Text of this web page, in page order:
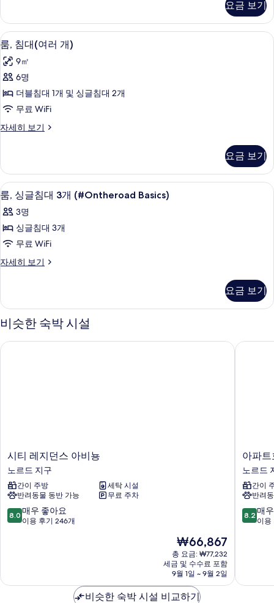
진
모
두
보
기
대
개
(Side
Car)
자
히
보
요금 보기
룸,
침
대
(여
러
사
모
두
보
기
룸, 침대(여러 개) | 책상, 무료 WiFi, 침
5
룸, 침대(여러 개)
9㎡
6명
더블침대 1개 및 싱글침대 2개
무료 WiFi
자세히 보기
룸,
러
개)
자
세
히
보
요금 보기
룸,
싱
글
침
3
(#Ontheroad
Basics)
사
진
룸, 싱글침대 3개 (#Ontheroad
4
룸, 싱글침대 3개 (#Ontheroad Basics)
3명
싱글침대 3개
무료 WiFi
자세히 보기
룸,
대
3
개
(#Ontheroad
Basics)
요금 보기
비슷한 숙박 시설
시
티
레
지
던
스
아
지
시티 레지던스 아비뇽
노르드 지구
간이 주방
세탁 시설
반려동물 동반 가능
무료 주차
10
점
매
8.0 매우 좋아요
이용 후기 246개
현
재
요
금
₩66,867
₩66,867
총 요금: ₩77,232
세금 및 수수료 포함
9월 1일 ~ 9월 2일
시티 레지던스 아비뇽
아
파
트
호
텔
생
마
지
아파
노르드
간이
반려
10
점
매
8.2 매
이용
아파트
비슷한 숙박 시설 비교하기